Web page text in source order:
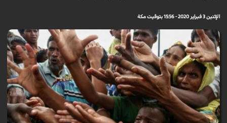
الإثنين 3 فبراير 2020 - 15:56 بتوقيت مكة